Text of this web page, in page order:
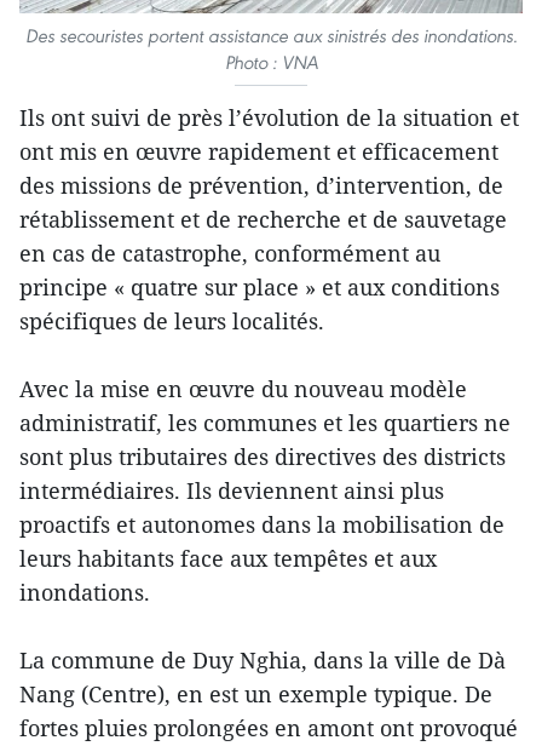
Des secouristes portent assistance aux sinistrés des inondations.
Photo : VNA
Ils ont suivi de près l’évolution de la situation et
ont mis en œuvre rapidement et efficacement
des missions de prévention, d’intervention, de
rétablissement et de recherche et de sauvetage
en cas de catastrophe, conformément au
principe « quatre sur place » et aux conditions
spécifiques de leurs localités.
Avec la mise en œuvre du nouveau modèle
administratif, les communes et les quartiers ne
sont plus tributaires des directives des districts
intermédiaires. Ils deviennent ainsi plus
proactifs et autonomes dans la mobilisation de
leurs habitants face aux tempêtes et aux
inondations.
La commune de Duy Nghia, dans la ville de Dà
Nang (Centre), en est un exemple typique. De
fortes pluies prolongées en amont ont provoqué